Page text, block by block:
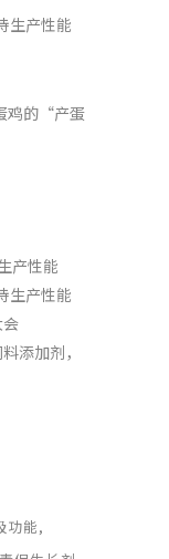
生产性能
鸡的“产蛋
产性能
生产性能
添加剂，
功能